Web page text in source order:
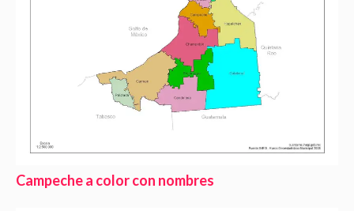
Campeche a color con nombres